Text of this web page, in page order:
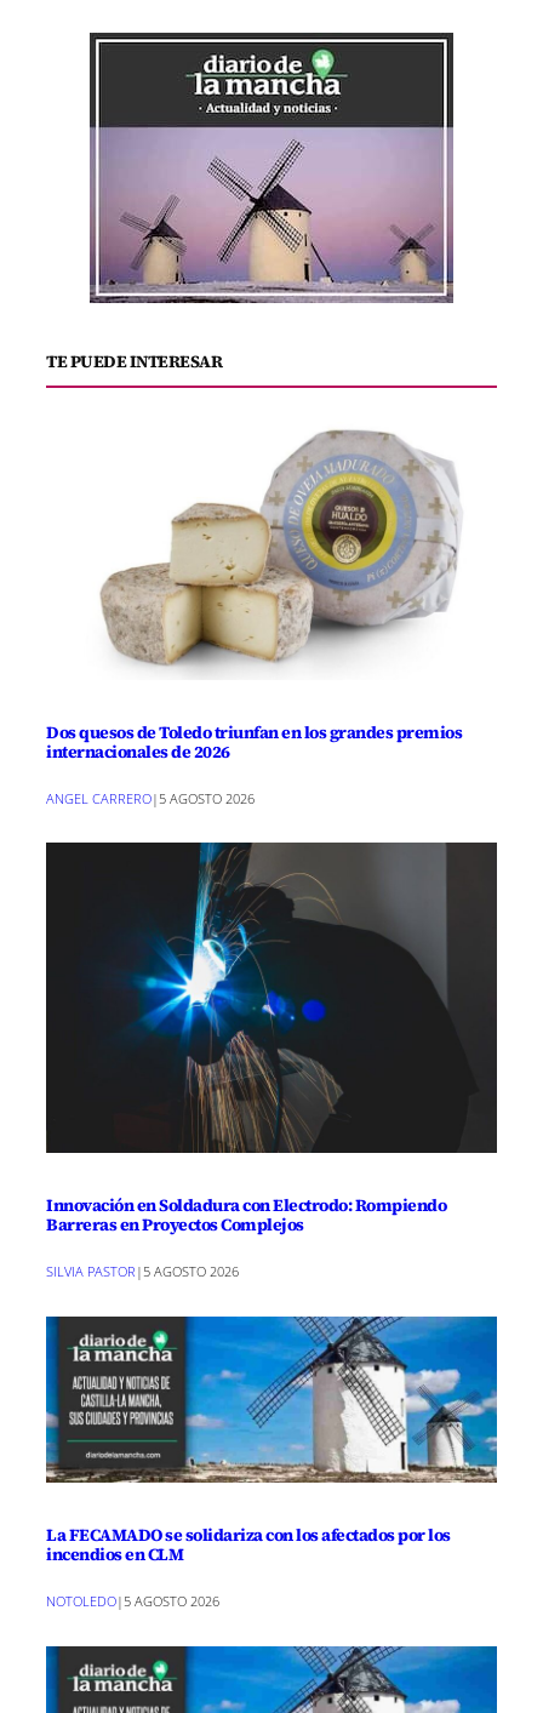
TE PUEDE INTERESAR
Dos quesos de Toledo triunfan en los grandes premios
internacionales de 2026
ANGEL CARRERO| 5 AGOSTO 2026
Innovación en Soldadura con Electrodo: Rompiendo
Barreras en Proyectos Complejos
SILVIA PASTOR |5 AGOSTO 2026
La FECAMADO se solidariza con los afectados por los
incendios en CLM
NOTOLEDO|5 AGOSTO 2026